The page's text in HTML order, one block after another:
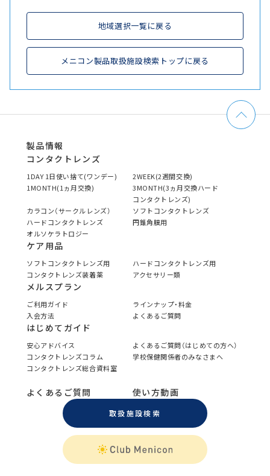
地域選択一覧に戻る
メニコン製品取扱施設検索トップに戻る
製品情報
コンタクトレンズ
1DAY 1日使い捨て(ワンデー)
2WEEK(2週間交換)
1MONTH(1ヵ月交換)
3MONTH(3ヵ月交換ハード
コンタクトレンズ)
カラコン（サークルレンズ）
ソフトコンタクトレンズ
ハードコンタクトレンズ
円錐角膜用
オルソケラトロジー
ケア用品
ソフトコンタクトレンズ用
ハードコンタクトレンズ用
コンタクトレンズ装着薬
アクセサリー類
メルスプラン
ご利用ガイド
ラインナップ・料金
入会方法
よくあるご質問
はじめてガイド
安心アドバイス
よくあるご質問（はじめての方へ）
コンタクトレンズコラム
学校保健関係者のみなさまへ
コンタクトレンズ総合資料室
よくあるご質問 使い方動画
取扱施設検索